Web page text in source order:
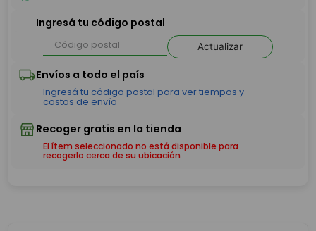
Ingresá tu código postal
Actualizar
El ítem seleccionado no está disponible para
recogerlo cerca de su ubicación